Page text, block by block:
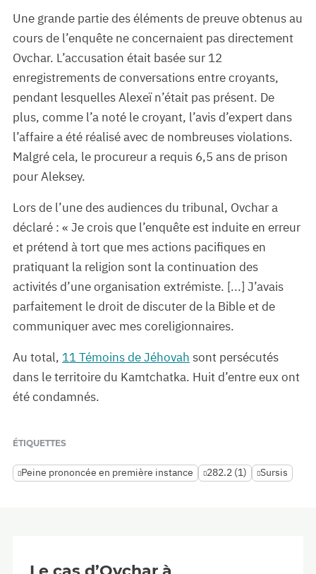
Une grande partie des éléments de preuve obtenus au
cours de l’enquête ne concernaient pas directement
Ovchar. L’accusation était basée sur 12
enregistrements de conversations entre croyants,
pendant lesquelles Alexeï n’était pas présent. De
plus, comme l’a noté le croyant, l’avis d’expert dans
l’affaire a été réalisé avec de nombreuses violations.
Malgré cela, le procureur a requis 6,5 ans de prison
pour Aleksey.
Lors de l’une des audiences du tribunal, Ovchar a
déclaré : « Je crois que l’enquête est induite en erreur
et prétend à tort que mes actions pacifiques en
pratiquant la religion sont la continuation des
activités d’une organisation extrémiste. [...] J’avais
parfaitement le droit de discuter de la Bible et de
communiquer avec mes coreligionnaires.
Au total, 11 Témoins de Jéhovah sont persécutés
dans le territoire du Kamtchatka. Huit d’entre eux ont
été condamnés.
ÉTIQUETTES
Peine prononcée en première instance 282.2 (1) Sursis